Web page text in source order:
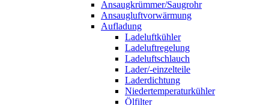
Ansaugkrümmer/Saugrohr
Ansaugluftvorwärmung
Aufladung
Ladeluftkühler
Ladeluftregelung
Ladeluftschlauch
Lader/-einzelteile
Laderdichtung
Niedertemperaturkühler
Ölfilter